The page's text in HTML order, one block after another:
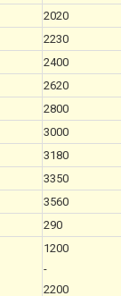
2020
2230
2400
2620
2800
3000
3180
3350
3560
290
1200
-
2200